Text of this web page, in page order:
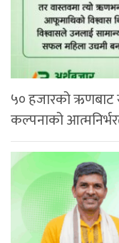
५० हजारको
कल्पनाको